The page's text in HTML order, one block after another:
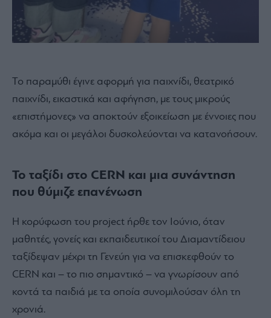
Το παραμύθι έγινε αφορμή για παιχνίδι, θεατρικό
παιχνίδι, εικαστικά και αφήγηση, με τους μικρούς
«επιστήμονες» να αποκτούν εξοικείωση με έννοιες που
ακόμα και οι μεγάλοι δυσκολεύονται να κατανοήσουν.
Το ταξίδι στο CERN και μια συνάντηση
που θύμιζε επανένωση
Η κορύφωση του project ήρθε τον Ιούνιο, όταν
μαθητές, γονείς και εκπαιδευτικοί του Διαμαντίδειου
ταξίδεψαν μέχρι τη Γενεύη για να επισκεφθούν το
CERN και – το πιο σημαντικό – να γνωρίσουν από
κοντά τα παιδιά με τα οποία συνομιλούσαν όλη τη
χρονιά.